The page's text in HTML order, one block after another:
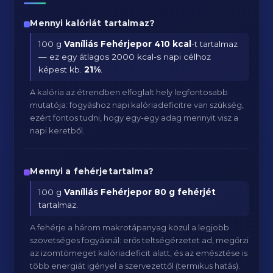
Mennyi kalóriát tartalmaz?
100 gVaníliás Fehérjepor 410 kcal-t tartalmaz
— ez egy átlagos 2000 kcal-s napi célhoz
képest kb.21%
A kalória az étrendben elfoglalt hely legfontosabb
mutatója: fogyáshoz napi kalóriadeficitre van szükség,
ezért fontos tudni, hogy egy-egy adag mennyit visz a
napi keretből.
Mennyi a fehérjetartalma?
100 gVaníliás Fehérjepor 80 g fehérjét
tartalmaz.
A fehérje a három makrotápanyag közül a legjobb
szövetséges fogyásnál: erős teltségérzetet ad, megőrzi
az izomtömeget kalóriadeficit alatt, és az emésztése is
több energiát igényel a szervezettől (termikus hatás).